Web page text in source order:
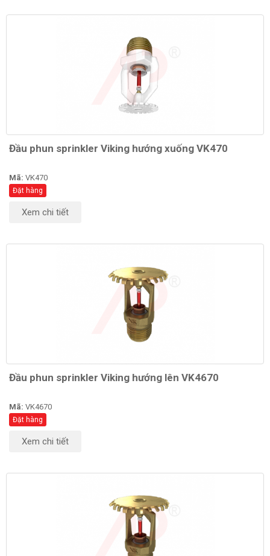
Đầu phun sprinkler Viking hướng xuống VK470
Mã: VK470
Đặt hàng
Xem chi tiết
Đầu phun sprinkler Viking hướng lên VK4670
Mã: VK4670
Đặt hàng
Xem chi tiết